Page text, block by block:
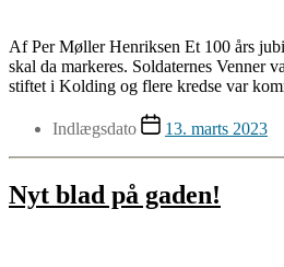
Af Per Møller Henriksen Et 100 års
skal da markeres. Soldaternes Venner
stiftet i Kolding og flere kredse var
Indlægsdato 13. marts 2023
Nyt blad på gaden!